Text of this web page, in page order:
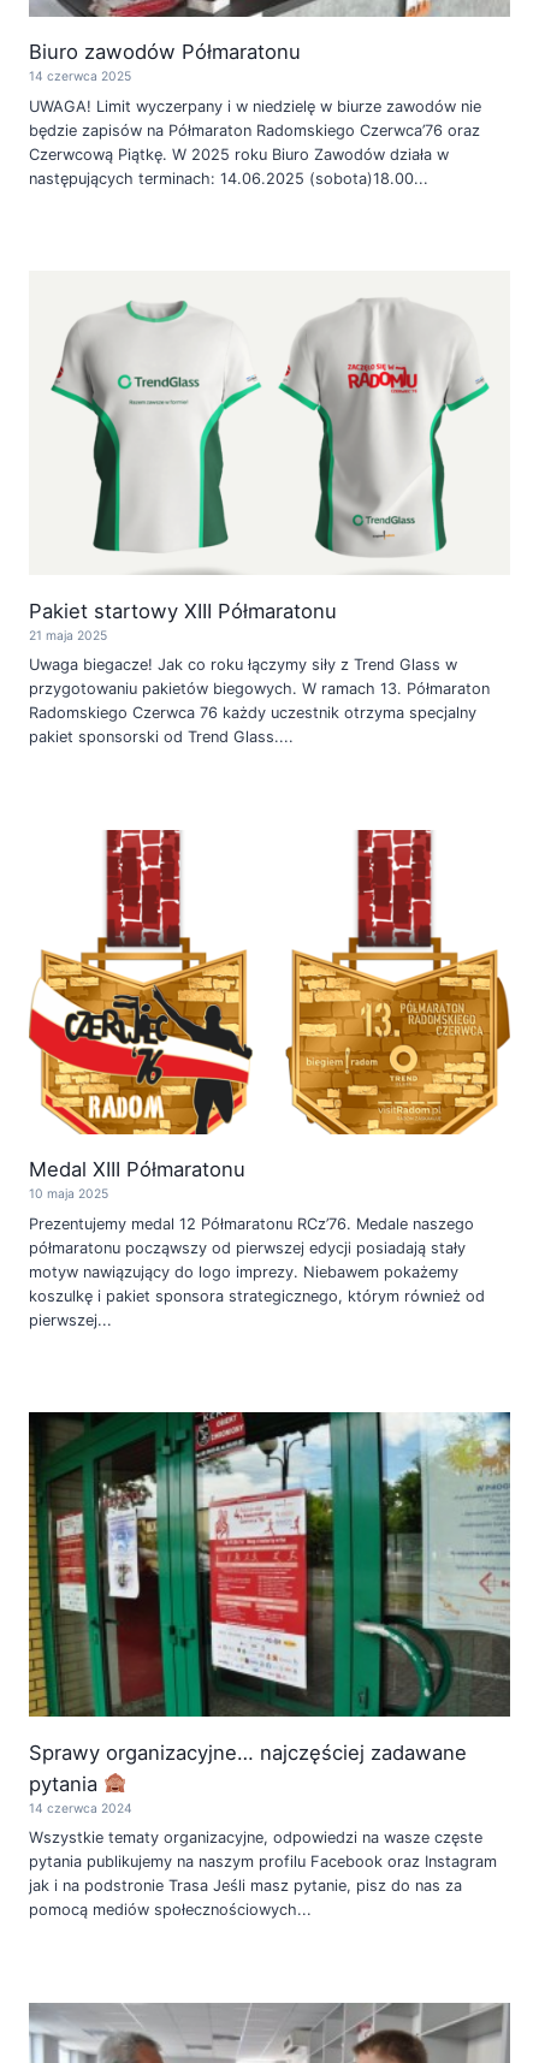
Biuro zawodów Półmaratonu
14 czerwca 2025
UWAGA! Limit wyczerpany i w niedzielę w biurze zawodów nie
będzie zapisów na Półmaraton Radomskiego Czerwca’76 oraz
Czerwcową Piątkę. W 2025 roku Biuro Zawodów działa w
następujących terminach: 14.06.2025 (sobota)18.00...
Pakiet startowy XIII Półmaratonu
21 maja 2025
Uwaga biegacze! Jak co roku łączymy siły z Trend Glass w
przygotowaniu pakietów biegowych. W ramach 13. Półmaraton
Radomskiego Czerwca 76 każdy uczestnik otrzyma specjalny
pakiet sponsorski od Trend Glass....
Medal XIII Półmaratonu
10 maja 2025
Prezentujemy medal 12 Półmaratonu RCz’76. Medale naszego
półmaratonu począwszy od pierwszej edycji posiadają stały
motyw nawiązujący do logo imprezy. Niebawem pokażemy
koszulkę i pakiet sponsora strategicznego, którym również od
pierwszej...
Sprawy organizacyjne… najczęściej zadawane
pytania
14 czerwca 2024
Wszystkie tematy organizacyjne, odpowiedzi na wasze częste
pytania publikujemy na naszym profilu Facebook oraz Instagram
jak i na podstronie Trasa Jeśli masz pytanie, pisz do nas za
pomocą mediów społecznościowych...